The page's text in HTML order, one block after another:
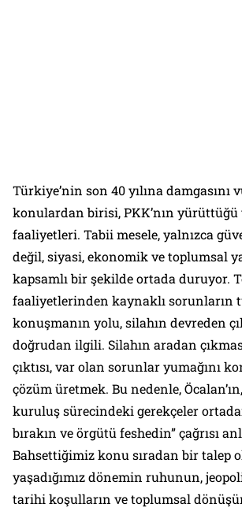
Türkiye’nin son 40 yılına damgasını
konulardan birisi, PKK’nın yürüttüğü
faaliyetleri. Tabii mesele, yalnızca
değil, siyasi, ekonomik ve toplumsal
kapsamlı bir şekilde ortada duruyor.
faaliyetlerinden kaynaklı sorunların
konuşmanın yolu, silahın devreden
doğrudan ilgili. Silahın aradan
çıktısı, var olan sorunlar yumağını
çözüm üretmek. Bu nedenle, Öcalan’ın,
kuruluş sürecindeki gerekçeler
bırakın ve örgütü feshedin”çağrısı
Bahsettiğimiz konu sıradan bir talep
yaşadığımız dönemin ruhunun,
tarihi koşulların ve toplumsal